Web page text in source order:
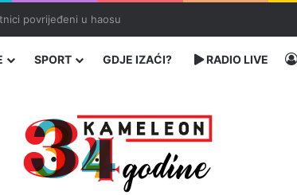
status za Memorijalni centar Srebrenica
SPORT GDJE IZAĆI? RADIO LIVE